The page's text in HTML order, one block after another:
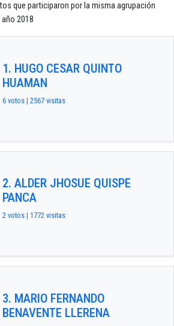
que participaron por la misma agrupación
2018
1. HUGO CESAR QUINTO
HUAMAN
6 votos | 2567 visitas
2. ALDER JHOSUE QUISPE
PANCA
2 votos | 1772 visitas
3. MARIO FERNANDO
BENAVENTE LLERENA